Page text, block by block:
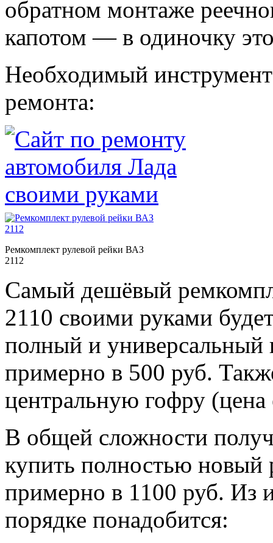
обратном монтаже
капотом — в одиночку
Необходимый инструмент
ремонта:
Ремкомплект рулевой рейки ВАЗ
2112
Самый дешёвый
2110 своими руками
полный и универсальный
примерно в 500 руб.
центральную гофру
В общей сложности
купить полностью новый
примерно в 1100 руб. Из
порядке понадобится: